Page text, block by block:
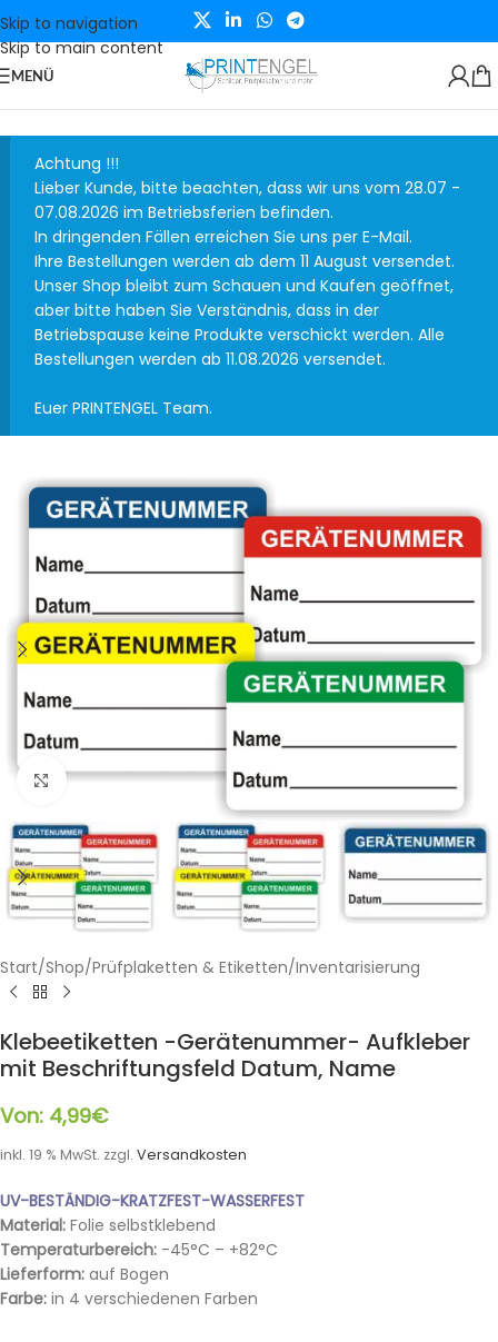
Skip to navigation
Skip to main content
MENÜ
Achtung !!!
Lieber Kunde, bitte beachten, dass wir uns vom 28.07 -
07.08.2026 im Betriebsferien befinden.
In dringenden Fällen erreichen Sie uns per E-Mail.
Ihre Bestellungen werden ab dem 11 August versendet.
Unser Shop bleibt zum Schauen und Kaufen geöffnet,
aber bitte haben Sie Verständnis, dass in der
Betriebspause keine Produkte verschickt werden. Alle
Bestellungen werden ab 11.08.2026 versendet.
Euer PRINTENGEL Team.
Klicken zum Vergrößern
Start/Shop/Prüfplaketten & Etiketten/Inventarisierung
Klebeetiketten -Gerätenummer- Aufkleber
mit Beschriftungsfeld Datum, Name
Von: 4,99€
inkl. 19 % MwSt. zzgl. Versandkosten
UV-BESTÄNDIG-KRATZFEST-WASSERFEST
Material: Folie selbstklebend
Temperaturbereich: -45°C – +82°C
Lieferform: auf Bogen
Farbe: in 4 verschiedenen Farben